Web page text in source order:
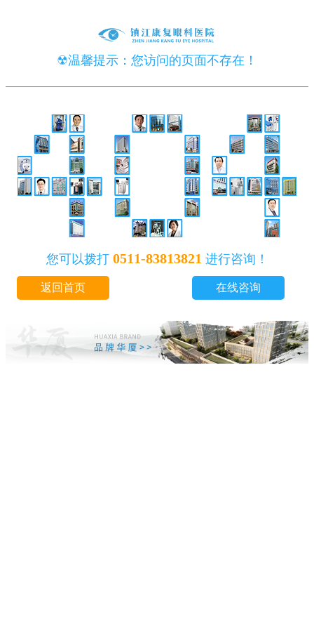
☢温馨提示：您访问的页面不存在！
您可以拨打 0511-83813821 进行咨询！
返回首页 在线咨询